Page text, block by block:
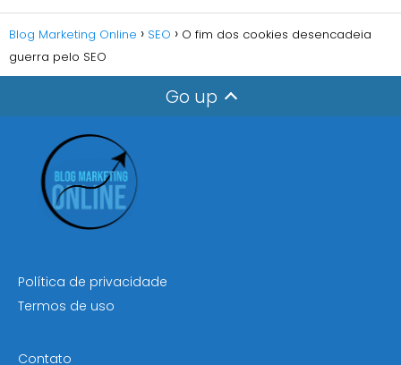
Blog Marketing Online SEO
O fim dos cookies desencadeia
guerra pelo SEO
Go up
Política de privacidade
Termos de uso
Contato